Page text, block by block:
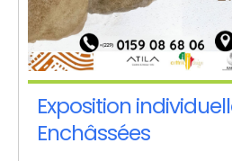
Exposition
Enchâssées